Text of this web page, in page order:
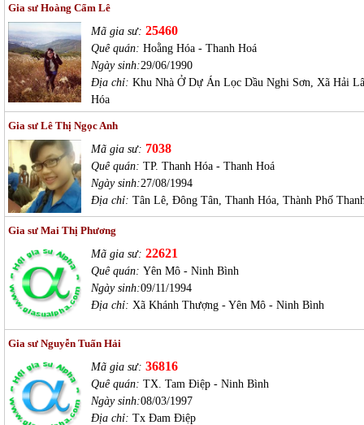
Gia sư Hoàng Cẩm Lê
Mã gia sư: 25460
Quê quán: Hoằng Hóa - Thanh Hoá
Ngày sinh:29/06/1990
Địa chỉ: Khu Nhà Ở Dự Án Lọc Dầu Nghi Sơn, Xã Hải
Hóa
Gia sư Lê Thị Ngọc Anh
Mã gia sư: 7038
Quê quán: TP. Thanh Hóa - Thanh Hoá
Ngày sinh:27/08/1994
Địa chỉ: Tân Lê, Đông Tân, Thanh Hóa, Thành Phố
Gia sư Mai Thị Phương
Mã gia sư: 22621
Quê quán: Yên Mô - Ninh Bình
Ngày sinh:09/11/1994
Địa chỉ: Xã Khánh Thượng - Yên Mô - Ninh Bình
Gia sư Nguyễn Tuấn Hải
Mã gia sư: 36816
Quê quán: TX. Tam Điệp - Ninh Bình
Ngày sinh:08/03/1997
Địa chỉ: Tx Đam Điệp